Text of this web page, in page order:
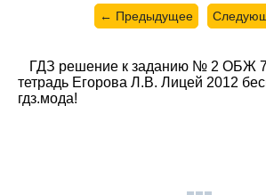
← Предыдущее
ГДЗ решение к заданию № 2 ОБЖ 7
тетрадь Егорова Л.В. Лицей 2012
гдз.мода!